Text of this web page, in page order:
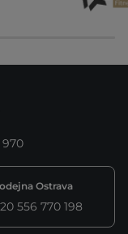
970
Ostrava
556 770 198